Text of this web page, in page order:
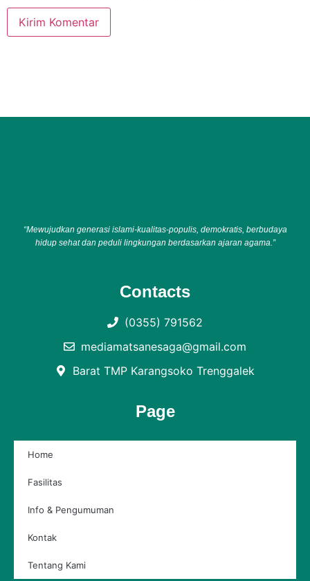
“Mewujudkan generasi islami-kualitas-populis, demokratis, berbudaya
hidup sehat dan peduli lingkungan berdasarkan ajaran agama.”
Contacts
(0355) 791562
mediamatsanesaga@gmail.com
Barat TMP Karangsoko Trenggalek
Page
Home
Fasilitas
Info & Pengumuman
Kontak
Tentang Kami